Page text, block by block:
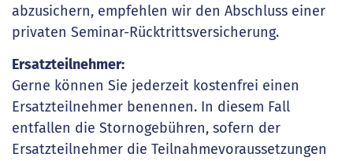
abzusichern, empfehlen wir den Abschluss einer
privaten Seminar-Rücktrittsversicherung.
Ersatzteilnehmer:
Gerne können Sie jederzeit kostenfrei einen
Ersatzteilnehmer benennen. In diesem Fall
entfallen die Stornogebühren, sofern der
Ersatzteilnehmer die Teilnahmevoraussetzungen